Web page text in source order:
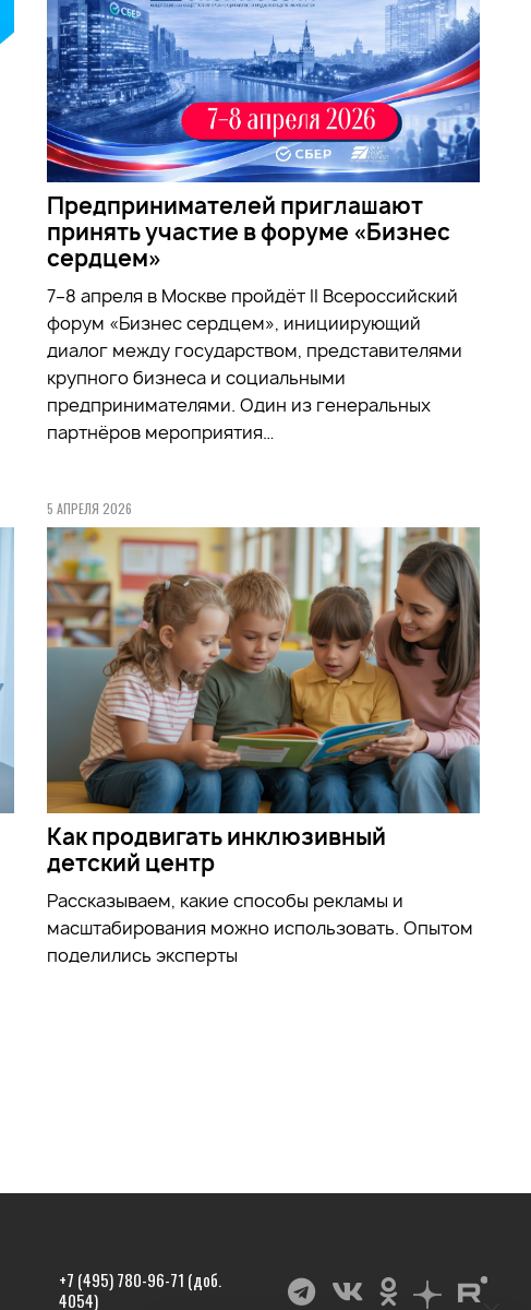
Предпринимателей приглашают
принять участие в форуме «Бизнес
сердцем»
7–8 апреля в Москве пройдёт II Всероссийский
форум «Бизнес сердцем», инициирующий
диалог между государством, представителями
крупного бизнеса и социальными
предпринимателями. Один из генеральных
партнёров мероприятия…
5 АПРЕЛЯ 2026
Как продвигать инклюзивный
детский центр
Рассказываем, какие способы рекламы и
масштабирования можно использовать. Опытом
поделились эксперты
+7 (495) 780-96-71 (доб.
4054)